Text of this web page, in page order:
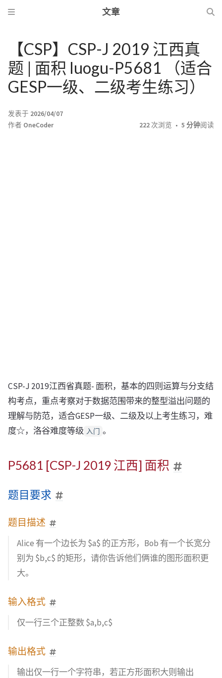
文章
【CSP】CSP-J 2019 江西真
题 | 面积 luogu-P5681 （适合
GESP一级、二级考生练习）
发表于 2026/04/07
作者 OneCoder 222次浏览 5 分钟阅读
CSP-J 2019江西省真题- 面积，基本的四则运算与分支结
构考点，重点考察对于数据范围带来的整型溢出问题的
理解与防范，适合GESP一级、二级及以上考生练习，难
度☆，洛谷难度等级 入门 。
P5681 [CSP-J 2019 江西] 面积
题目要求
题目描述
Alice 有一个边长为 $a$ 的正方形，Bob 有一个长宽分
别为 $b,c$ 的矩形，请你告诉他们俩谁的图形面积更
大。
输入格式
仅一行三个正整数 $a,b,c$
输出格式
输出仅一行一个字符串，若正方形面积大则输出